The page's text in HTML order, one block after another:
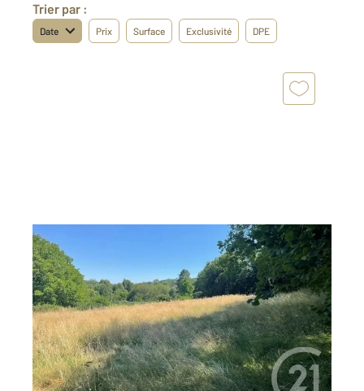
Trier par :
Date Prix Surface Exclusivité DPE
MESNIL SOUS VIENNE 27
3720 m
Ref : 677639
Terrain à vendre
16 000 €
Terrain de loisirs, belle opportunité ! Terrain